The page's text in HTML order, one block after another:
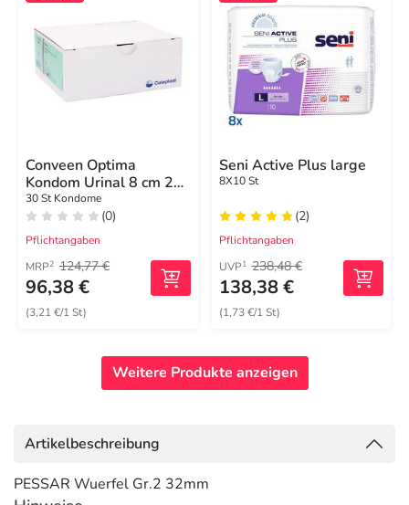
Conveen Optima
Kondom Urinal 8 cm 28
mm
30 St Kondome
(0)
Pflichtangaben
MRP2 124,77 €
96,38 €
(3,21 €/1 St)
Seni Active Plus large
8X10 St
(2)
Pflichtangaben
UVP1 238,48 €
138,38 €
(1,73 €/1 St)
Weitere Produkte anzeigen
Artikelbeschreibung
PESSAR Wuerfel Gr.2 32mm